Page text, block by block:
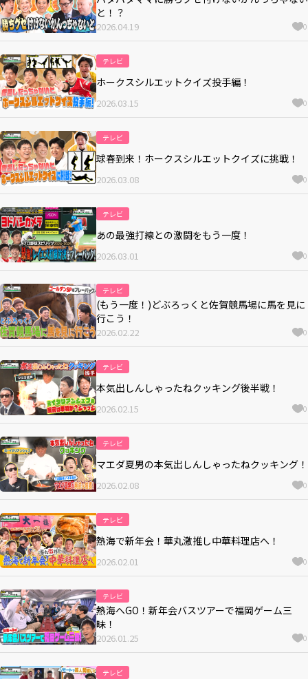
と！？
2026.04.19 0
テレビ
ホークスシルエットクイズ投手編！
2026.03.15 0
テレビ
球春到来！ホークスシルエットクイズに挑戦！
2026.03.08 0
テレビ
あの最強打線との激闘をもう一度！
2026.03.01 0
テレビ
(もう一度！)どぶろっくと佐賀競馬場に馬を見に
行こう！
2026.02.22 0
テレビ
本気出しんしゃったねクッキング後半戦！
2026.02.15 0
テレビ
マエダ夏男の本気出しんしゃったねクッキング！
2026.02.08 0
テレビ
熱海で新年会！華丸激推し中華料理店へ！
2026.02.01 0
テレビ
熱海へGO！新年会バスツアーで福岡ゲーム三
昧！
2026.01.25 0
テレビ